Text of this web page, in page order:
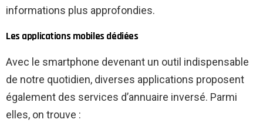
informations plus approfondies.
Les applications mobiles dédiées
Avec le smartphone devenant un outil indispensable
de notre quotidien, diverses applications proposent
également des services d’annuaire inversé. Parmi
elles, on trouve :